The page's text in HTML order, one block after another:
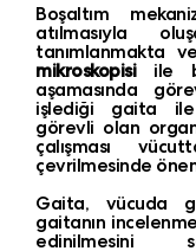
Boşaltım
atılmasıyla
tanımlanmakta
mikroskopisiile
aşamasında
işlediği gaita ile
görevli olan organ
çalışması
çevrilmesinde
Gaita, vücuda
gaitanın
edinilmesini